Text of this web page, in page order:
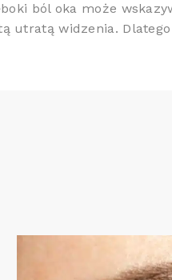
ból oka może
utratą widzenia.